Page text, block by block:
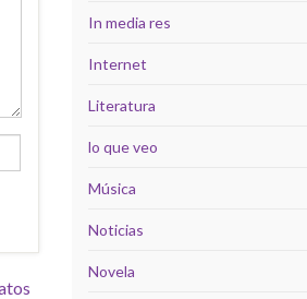
In media res
Internet
Literatura
lo que veo
Música
Noticias
Novela